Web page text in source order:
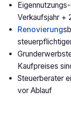
Verkaufsjahr +
Renovierung
Kaufpreises
Steuerberater
vor Ablauf